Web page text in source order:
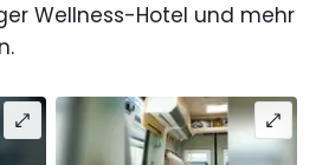
Wellness-Hotel und mehr